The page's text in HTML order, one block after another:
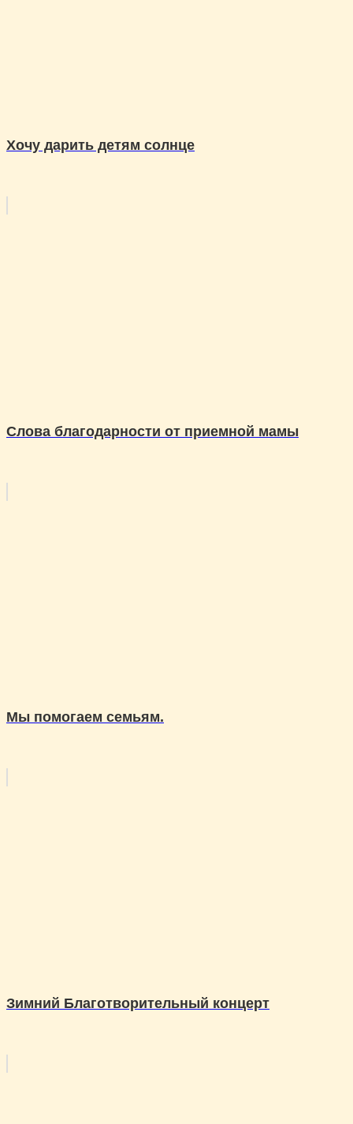
Хочу дарить детям солнце
Слова благодарности от приемной мамы
Мы помогаем семьям.
Зимний Благотворительный концерт